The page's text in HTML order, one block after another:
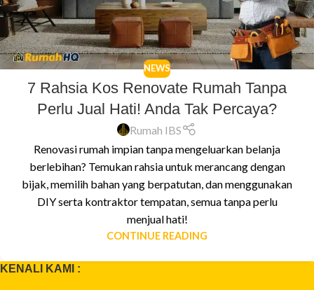
NEWS
7 Rahsia Kos Renovate Rumah Tanpa
Perlu Jual Hati! Anda Tak Percaya?
Rumah IBS
Renovasi rumah impian tanpa mengeluarkan belanja
berlebihan? Temukan rahsia untuk merancang dengan
bijak, memilih bahan yang berpatutan, dan menggunakan
DIY serta kontraktor tempatan, semua tanpa perlu
menjual hati!
CONTINUE READING
KENALI KAMI :